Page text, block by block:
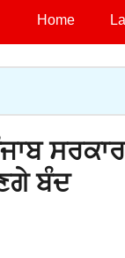
Home
ਬੰਦ